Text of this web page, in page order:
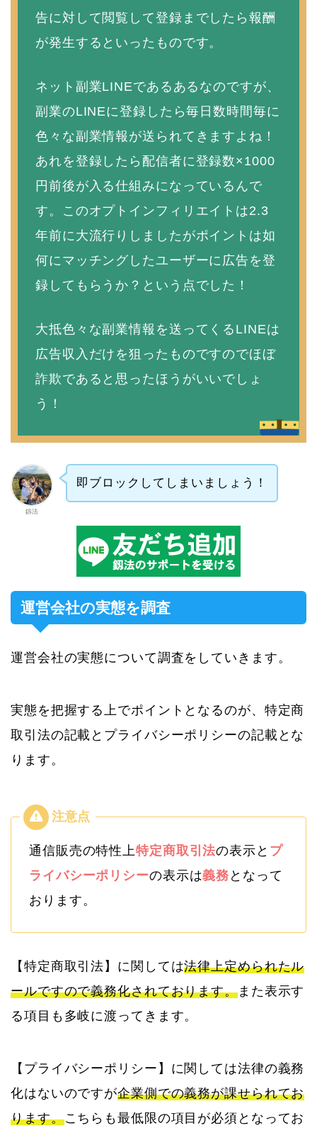
告に対して閲覧して登録までしたら報酬
が発生するといったものです。
ネット副業LINEであるあるなのですが、
副業のLINEに登録したら毎日数時間毎に
色々な副業情報が送られてきますよね！
あれを登録したら配信者に登録数×1000
円前後が入る仕組みになっているんで
す。このオプトインフィリエイトは2.3
年前に大流行りしましたがポイントは如
何にマッチングしたユーザーに広告を登
録してもらうか？という点でした！
大抵色々な副業情報を送ってくるLINEは
広告収入だけを狙ったものですのでほぼ
詐欺であると思ったほうがいいでしょ
う！
釼法
即ブロックしてしまいましょう！
運営会社の実態を調査
運営会社の実態について調査をしていきます。
実態を把握する上でポイントとなるのが、特定商
取引法の記載とプライバシーポリシーの記載とな
ります。
通信販売の特性上特定商取引法の表示と プ
ライバシーポリシーの表示は義務 となって
おります。
【特定商取引法】に関しては法律上定められたル
ールですので義務化されております。また表示す
る項目も多岐に渡ってきます。
【プライバシーポリシー】に関しては法律の義務
化はないのですが企業側での義務が課せられてお
ります。こちらも最低限の項目が必須となってお